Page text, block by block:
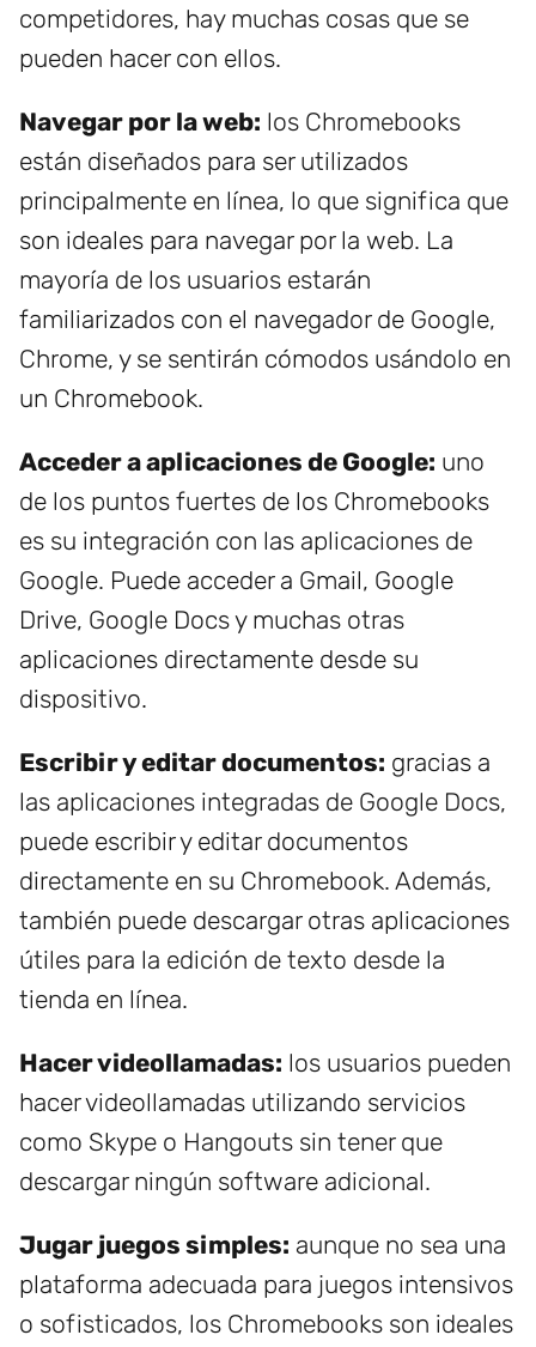
competidores, hay muchas cosas que se
pueden hacer con ellos.
Navegar por la web: los Chromebooks
están diseñados para ser utilizados
principalmente en línea, lo que significa que
son ideales para navegar por la web. La
mayoría de los usuarios estarán
familiarizados con el navegador de Google,
Chrome, y se sentirán cómodos usándolo en
un Chromebook.
Acceder a aplicaciones de Google: uno
de los puntos fuertes de los Chromebooks
es su integración con las aplicaciones de
Google. Puede acceder a Gmail, Google
Drive, Google Docs y muchas otras
aplicaciones directamente desde su
dispositivo.
Escribir y editar documentos: gracias a
las aplicaciones integradas de Google Docs,
puede escribir y editar documentos
directamente en su Chromebook. Además,
también puede descargar otras aplicaciones
útiles para la edición de texto desde la
tienda en línea.
Hacer videollamadas: los usuarios pueden
hacer videollamadas utilizando servicios
como Skype o Hangouts sin tener que
descargar ningún software adicional.
Jugar juegos simples: aunque no sea una
plataforma adecuada para juegos intensivos
o sofisticados, los Chromebooks son ideales